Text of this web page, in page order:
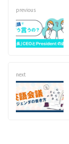
previous
next